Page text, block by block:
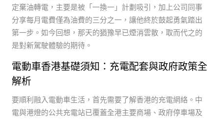
定棄油轉電，主要是被「一換一」計劃吸引，加上公司同事
分享每月電費僅為油費的三分之一，讓他終於鼓起勇氣踏出
第一步。如今回想，那天的猶豫早已煙消雲散，取而代之的
是對新駕駛體驗的期待。
電動車香港基礎須知：充電配套與政府政策全
解析
要順利融入電動車生活，首先需要了解香港的充電網絡。中
電與港燈的公共充電站已覆蓋全港主要商場、政府停車場及